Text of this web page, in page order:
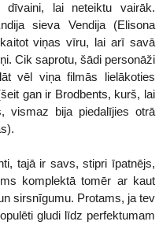
lai neteiktu vairāk.
sieva Vendija (Elisona
viņas vīru, lai arī savā
Cik saprotu, šādi personāži
vēl viņa filmās lielākoties
gan ir Brodbents, kurš, lai
vismaz bija piedalījies otrā
tajā ir savs, stipri īpatnējs,
komplektā tomēr ar kaut
sirsnīgumu. Protams, ja tev
gludi līdz perfektumam